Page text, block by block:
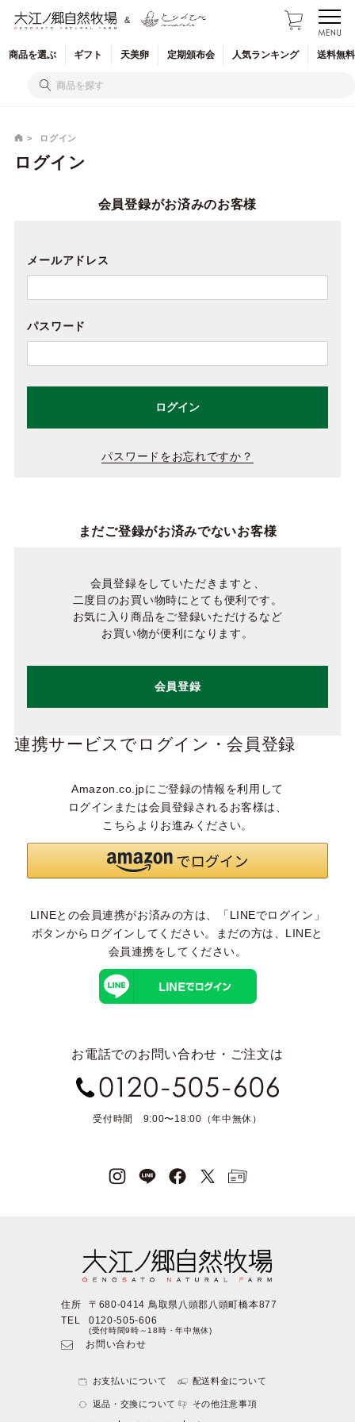
&
商品を選ぶ ギフト 天美卵 定期頒布会 人気ランキング 送料無
ログイン
ログイン
会員登録がお済みのお客様
メールアドレス
パスワード
ログイン
パスワードをお忘れですか？
まだご登録がお済みでないお客様
会員登録をしていただきますと、
二度目のお買い物時にとても便利です。
お気に入り商品をご登録いただけるなど
お買い物が便利になります。
会員登録
連携サービスでログイン・会員登録
Amazon.co.jpにご登録の情報を利用して
ログインまたは会員登録されるお客様は、
こちらよりお進みください。
LINEとの会員連携がお済みの方は、「LINEでログイン」
ボタンからログインしてください。まだの方は、 LINEと
会員連携をしてください。
お電話でのお問い合わせ・ご注文は
受付時間 9:00〜18:00（年中無休）
住所
〒680-0414 鳥取県八頭郡八頭町橋本877
TEL
0120-505-606
(受付時間9時～18時・年中無休)
お問い合わせ
お支払いについて 配送料金について
返品・交換について その他注意事項